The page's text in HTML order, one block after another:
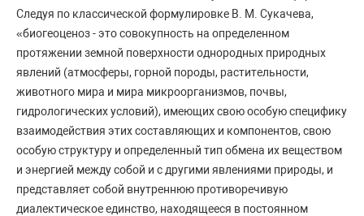
Следуя по классической формулировке В. М. Сукачева,
«биогеоценоз - это совокупность на определенном
протяжении земной поверхности однородных природных
явлений (атмосферы, горной породы, растительности,
животного мира и мира микроорганизмов, почвы,
гидрологических условий), имеющих свою особую специфику
взаимодействия этих составляющих и компонентов, свою
особую структуру и определенный тип обмена их веществом
и энергией между собой и с другими явлениями природы, и
представляет собой внутреннюю противоречивую
диалектическое единство, находящееся в постоянном